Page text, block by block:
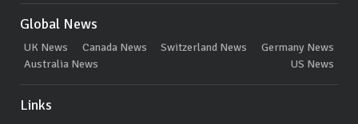
Global News
UK News Canada News Switzerland News
Germany News
Australia News
US News
Links